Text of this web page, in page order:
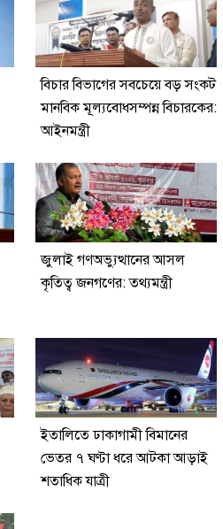
বিচার বিভাগের সবচেয়ে বড় সংকট
মানবিক মূল্যবোধসম্পন্ন বিচারকের:
আইনমন্ত্রী
জুলাই গণঅভ্যুত্থানের আসল
কৃতিত্ব জনগণের: তথ্যমন্ত্রী
ইতালিতে ঢাকাগামী বিমানের
ভেতর ৭ ঘণ্টা ধরে আটকা আড়াই
শতাধিক যাত্রী